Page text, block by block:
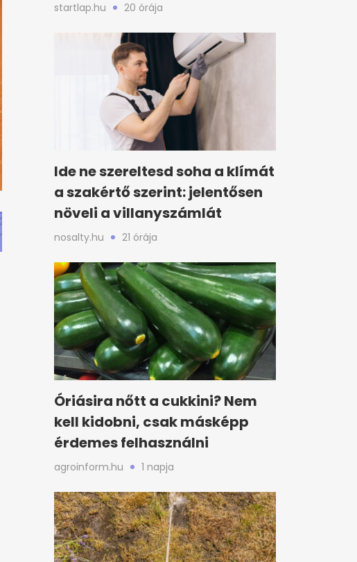
startlap.hu 20 órája
Ide ne szereltesd soha a klímát
a szakértő szerint: jelentősen
növeli a villanyszámlát
nosalty.hu 21 órája
Óriásira nőtt a cukkini? Nem
kell kidobni, csak másképp
érdemes felhasználni
agroinform.hu 1 napja